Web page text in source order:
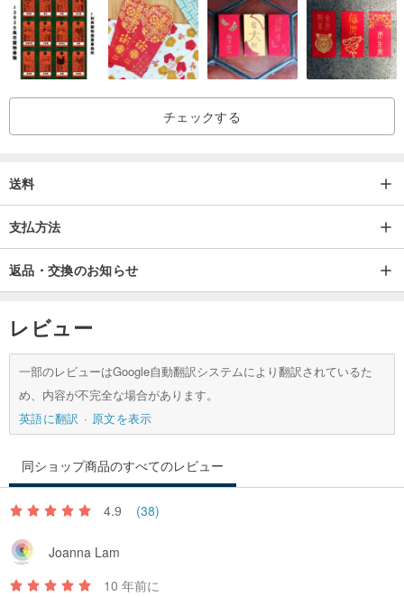
【タミーセントクーリエカンパニー】
/注文はSF Expressまたは香港郵便で送られ、航空便で登録されます
配信。どちらもメールのステータスを追跡して、顧客が購入したこ
【PINKOIショッピングのみ送料無料割引】
/台湾、マカオ、海外のお客様、香港の地元のお客様は、PINKOIプラ
ットフォームでこの製品を無料で購入できます
チェックする
送料
支払方法
返品・交換のお知らせ
レビュー
一部のレビューはGoogle自動翻訳システムにより翻訳されているた
め、内容が不完全な場合があります。
英語に翻訳
原文を表示
同ショップ商品のすべてのレビュー
4.9 (38)
Joanna Lam
10 年前に